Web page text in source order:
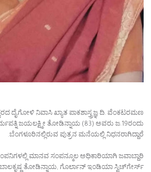
ದೈಗೋಳಿ ನಿವಾಸಿ ಖ್ಯಾತ ಪಾಕಶಾಸ್ತ್ರಜ್ಞ ದಿ. ವೆಂಕಟರಮಣ
ಜಯಲಕ್ಷ್ಮೀ ತೋಡಿನ್ನಾಯ (83) ಅವರು ಜ.19ರಂದು
ಬೆಂಗಳೂರಿನಲ್ಲಿರುವ ಪುತ್ರನ ಮನೆಯಲ್ಲಿ ನಿಧನರಾಗಿದ್ದಾರೆ.
ಮಾನವ ಸಂಪನ್ಮೂಲ ಅಧಿಕಾರಿಯಾಗಿ ಜವಾಬ್ದಾರಿ
ಬಾಲಕೃಷ್ಣ ತೋಡಿನ್ನಾಯ, ಗೊರ್ಲಾನ್ ಇಂಡಿಯಾ ಸ್ವಿಚ್‌ಗೇರ್ಸ್